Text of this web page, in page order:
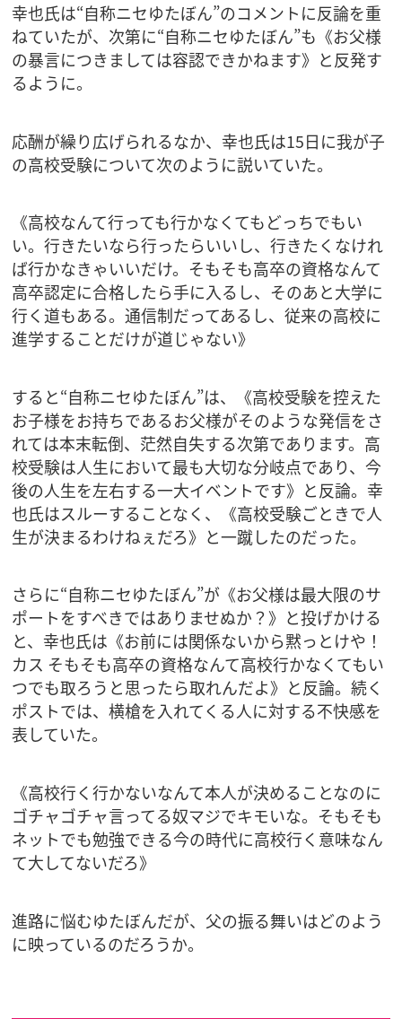
幸也氏は“自称ニセゆたぼん”のコメントに反論を重
ねていたが、次第に“自称ニセゆたぼん”も《お父様
の暴言につきましては容認できかねます》と反発す
るように。
応酬が繰り広げられるなか、幸也氏は15日に我が子
の高校受験について次のように説いていた。
《高校なんて行っても行かなくてもどっちでもい
い。行きたいなら行ったらいいし、行きたくなけれ
ば行かなきゃいいだけ。そもそも高卒の資格なんて
高卒認定に合格したら手に入るし、そのあと大学に
行く道もある。通信制だってあるし、従来の高校に
進学することだけが道じゃない》
すると“自称ニセゆたぼん”は、《高校受験を控えた
お子様をお持ちであるお父様がそのような発信をさ
れては本末転倒、茫然自失する次第であります。高
校受験は人生において最も大切な分岐点であり、今
後の人生を左右する一大イベントです》と反論。幸
也氏はスルーすることなく、《高校受験ごときで人
生が決まるわけねぇだろ》と一蹴したのだった。
さらに“自称ニセゆたぼん”が《お父様は最大限のサ
ポートをすべきではありませぬか？》と投げかける
と、幸也氏は《お前には関係ないから黙っとけや！
カス そもそも高卒の資格なんて高校行かなくてもい
つでも取ろうと思ったら取れんだよ》と反論。続く
ポストでは、横槍を入れてくる人に対する不快感を
表していた。
《高校行く行かないなんて本人が決めることなのに
ゴチャゴチャ言ってる奴マジでキモいな。そもそも
ネットでも勉強できる今の時代に高校行く意味なん
て大してないだろ》
進路に悩むゆたぼんだが、父の振る舞いはどのよう
に映っているのだろうか。